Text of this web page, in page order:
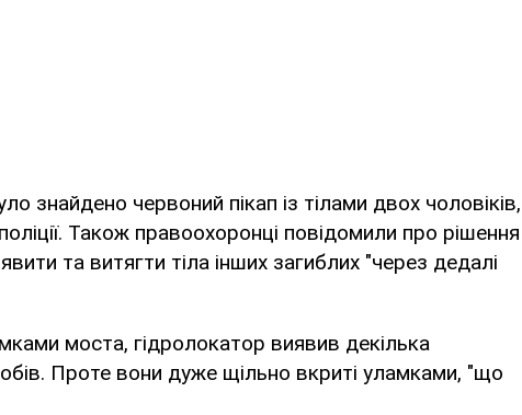
знайдено червоний пікап із тілами двох чоловіків,
Також правоохоронці повідомили про рішення
та витягти тіла інших загиблих "через дедалі
моста, гідролокатор виявив декілька
Проте вони дуже щільно вкриті уламками, "що